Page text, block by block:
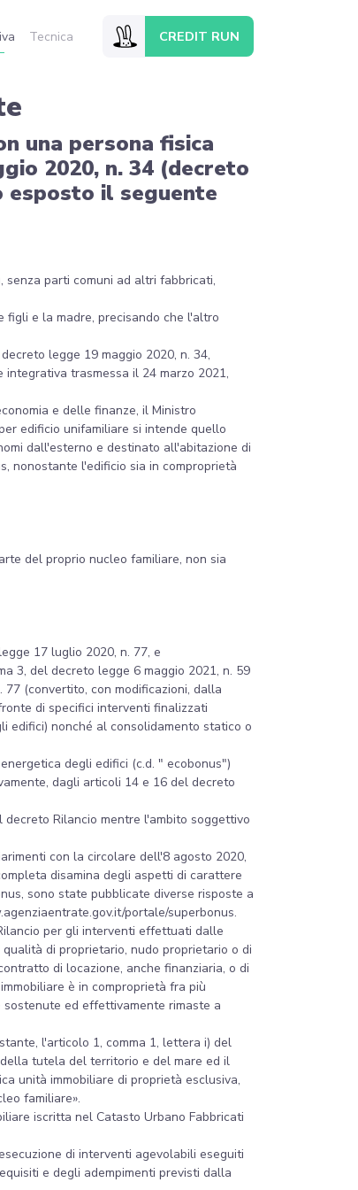
Tecnica CREDIT RUN
una persona fisica
2020, n. 34 (decreto
il seguente
parti comuni ad altri fabbricati,
figli e la madre, precisando che l'altro
legge 19 maggio 2020, n. 34,
trasmessa il 24 marzo 2021,
e delle finanze, il Ministro
edificio unifamiliare si intende quello
dall'esterno e destinato all'abitazione di
nonostante l'edificio sia in comproprietà
del proprio nucleo familiare, non sia
17 luglio 2020, n. 77, e
3, del decreto legge 6 maggio 2021, n. 59
(convertito, con modificazioni, dalla
di specifici interventi finalizzati
edifici) nonché al consolidamento statico o
degli edifici (c.d. " ecobonus")
dagli articoli 14 e 16 del decreto
Rilancio mentre l'ambito soggettivo
con la circolare dell'8 agosto 2020,
disamina degli aspetti di carattere
sono state pubblicate diverse risposte a
portale/superbonus.
per gli interventi effettuati dalle
di proprietario, nudo proprietario o di
di locazione, anche finanziaria, o di
è in comproprietà fra più
ed effettivamente rimaste a
l'articolo 1, comma 1, lettera i) del
tutela del territorio e del mare ed il
unità immobiliare di proprietà esclusiva,
familiare».
iscritta nel Catasto Urbano Fabbricati
di interventi agevolabili eseguiti
e degli adempimenti previsti dalla